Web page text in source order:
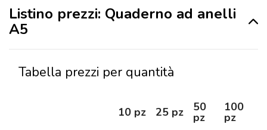
Listino prezzi: Quaderno ad anelli
A5
Tabella prezzi per quantità
10 pz 25 pz 50
pz
100
pz